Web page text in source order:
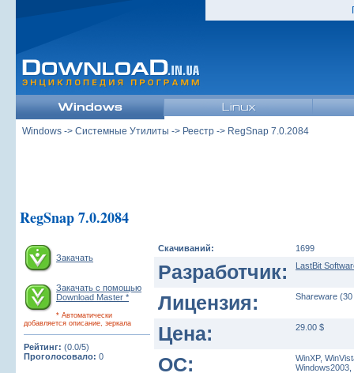
Windows -> Системные Утилиты -> Реестр -> RegSnap 7.0.2084
RegSnap 7.0.2084
Закачать
Закачать с помощью
Download Master *
* Автоматически
добавляется описание, зеркала
Рейтинг: (0.0/5)
Проголосовало: 0
Скачиваний: 1699
Разработчик: LastBit
Лицензия: Shareware
Цена: 29.00 $
ОС:
WinXP,
Windows2003,